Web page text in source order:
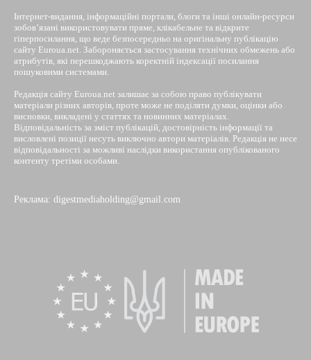
Інтернет-видання, інформаційні портали, блоги та інші онлайн-ресурси
зобов’язані використовувати пряме, клікабельне та відкрите
гіперпосилання, що веде безпосередньо на оригінальну публікацію
сайту Euroua.net. Забороняється застосування технічних обмежень або
атрибутів, які перешкоджають коректній індексації посилання
пошуковими системами.
Редакція сайту Euroua.net залишає за собою право публікувати
матеріали різних авторів, проте може не поділяти думки, оцінки або
висновки, викладені у статтях та новинних матеріалах.
Відповідальність за зміст публікацій, достовірність інформації та
висловлені позиції несуть виключно автори матеріалів. Редакція не несе
відповідальності за можливі наслідки використання опублікованого
контенту третіми особами.
Реклама: digestmediaholding@gmail.com